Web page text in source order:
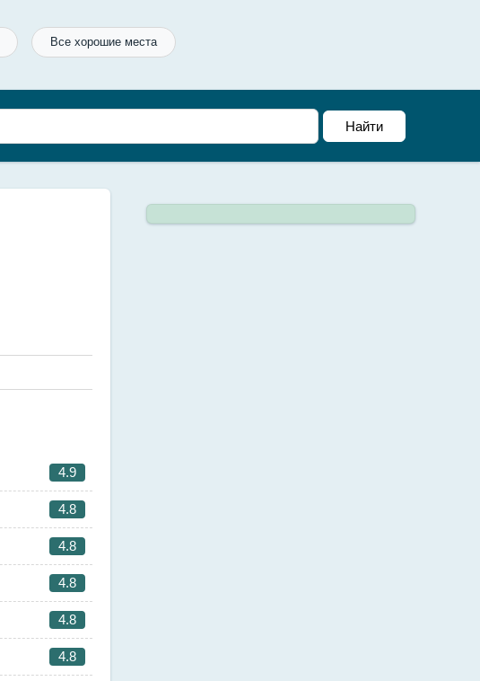
Все хорошие места
4.9
4.8
4.8
4.8
4.8
4.8